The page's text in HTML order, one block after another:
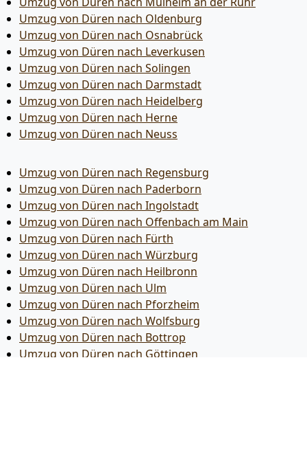
Umzug von Düren nach Oldenburg
Umzug von Düren nach Osnabrück
Umzug von Düren nach Leverkusen
Umzug von Düren nach Solingen
Umzug von Düren nach Darmstadt
Umzug von Düren nach Heidelberg
Umzug von Düren nach Herne
Umzug von Düren nach Neuss
Umzug von Düren nach Regensburg
Umzug von Düren nach Paderborn
Umzug von Düren nach Ingolstadt
Umzug von Düren nach Offenbach am Main
Umzug von Düren nach Fürth
Umzug von Düren nach Würzburg
Umzug von Düren nach Heilbronn
Umzug von Düren nach Ulm
Umzug von Düren nach Pforzheim
Umzug von Düren nach Wolfsburg
Umzug von Düren nach Bottrop
Umzug von Düren nach Göttingen